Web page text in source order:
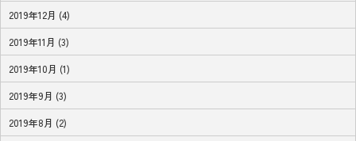
2019年12月 (4)
2019年11月 (3)
2019年10月 (1)
2019年9月 (3)
2019年8月 (2)